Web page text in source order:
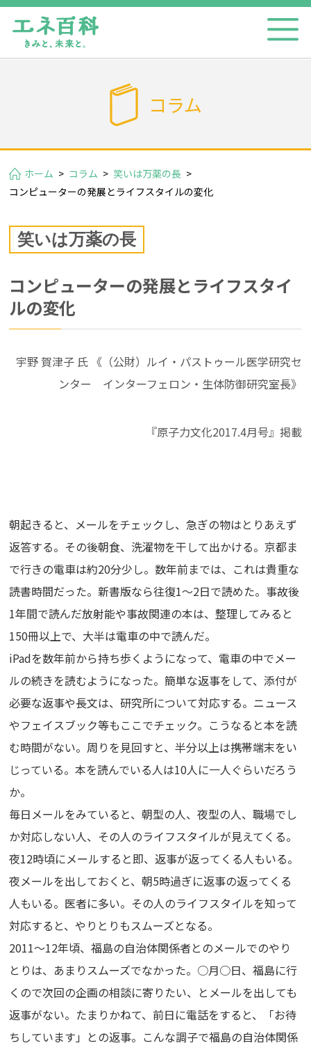
コラム
ホーム > コラム > 笑いは万薬の長 >
コンピューターの発展とライフスタイルの変化
笑いは万薬の長
コンピューターの発展とライフスタイ
ルの変化
宇野 賀津子 氏 《（公財）ルイ・パストゥール医学研究セ
ンター インターフェロン・生体防御研究室長》
『原子力文化2017.4月号』掲載
朝起きると、メールをチェックし、急ぎの物はとりあえず
返答する。その後朝食、洗濯物を干して出かける。京都ま
で行きの電車は約20分少し。数年前までは、これは貴重な
読書時間だった。新書版なら往復1～2日で読めた。事故後
1年間で読んだ放射能や事故関連の本は、整理してみると
150冊以上で、大半は電車の中で読んだ。
iPadを数年前から持ち歩くようになって、電車の中でメー
ルの続きを読むようになった。簡単な返事をして、添付が
必要な返事や長文は、研究所について対応する。ニュース
やフェイスブック等もここでチェック。こうなると本を読
む時間がない。周りを見回すと、半分以上は携帯端末をい
じっている。本を読んでいる人は10人に一人ぐらいだろう
か。
毎日メールをみていると、朝型の人、夜型の人、職場でし
か対応しない人、その人のライフスタイルが見えてくる。
夜12時頃にメールすると即、返事が返ってくる人もいる。
夜メールを出しておくと、朝5時過ぎに返事の返ってくる
人もいる。医者に多い。その人のライフスタイルを知って
対応すると、やりとりもスムーズとなる。
2011～12年頃、福島の自治体関係者とのメールでのやり
とりは、あまりスムーズでなかった。○月○日、福島に行
くので次回の企画の相談に寄りたい、とメールを出しても
返事がない。たまりかねて、前日に電話をすると、「お待
ちしています」との返事。こんな調子で福島の自治体関係